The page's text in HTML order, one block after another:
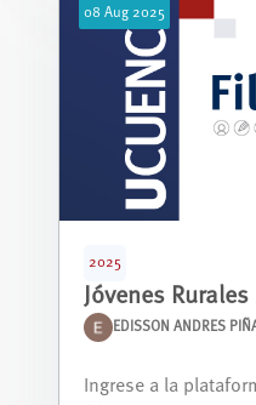
08 Aug 2025
2025
Jóvenes
EDISSON ANDRES
ondiciones